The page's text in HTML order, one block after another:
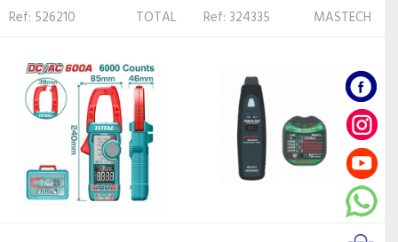
Ref: 324335 MASTECH Ref: 40662 MASTECH